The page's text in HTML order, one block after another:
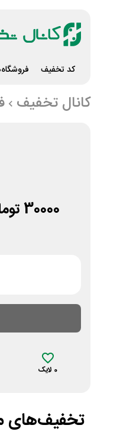
کد تخفیف
کانال تخفیف
30000 تومان تخفیف خرید وسایل دیجیتال فافا آی تی
0 لایک
تخفیف‌های